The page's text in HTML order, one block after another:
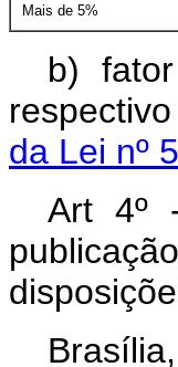
Mais de 5%
b)
da Lei nº
Art 4º